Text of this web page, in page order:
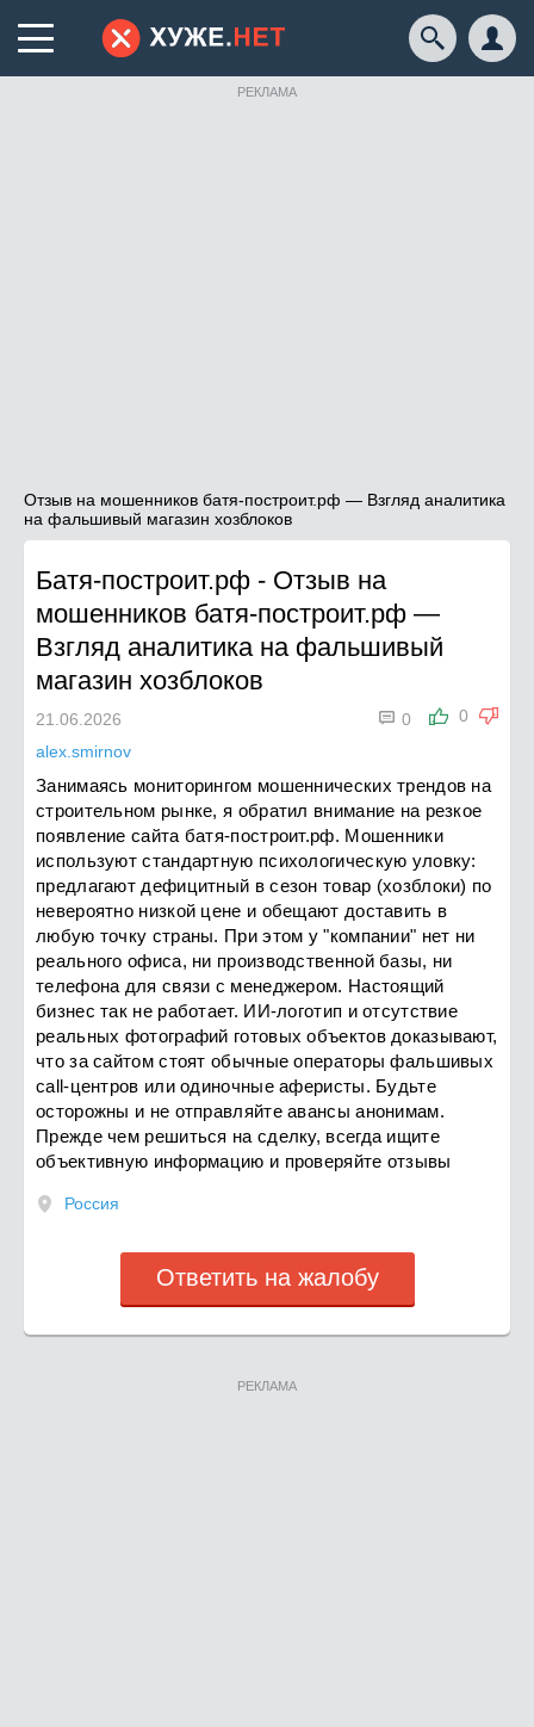
РЕКЛАМА
Отзыв на мошенников батя-построит.рф — Взгляд аналитика
на фальшивый магазин хозблоков
Батя-построит.рф - Отзыв на
мошенников батя-построит.рф —
Взгляд аналитика на фальшивый
магазин хозблоков
0
 0
21.06.2026
alex.smirnov
Занимаясь мониторингом мошеннических трендов на
строительном рынке, я обратил внимание на резкое
появление сайта батя-построит.рф. Мошенники
используют стандартную психологическую уловку:
предлагают дефицитный в сезон товар (хозблоки) по
невероятно низкой цене и обещают доставить в
любую точку страны. При этом у "компании" нет ни
реального офиса, ни производственной базы, ни
телефона для связи с менеджером. Настоящий
бизнес так не работает. ИИ-логотип и отсутствие
реальных фотографий готовых объектов доказывают,
что за сайтом стоят обычные операторы фальшивых
call-центров или одиночные аферисты. Будьте
осторожны и не отправляйте авансы анонимам.
Прежде чем решиться на сделку, всегда ищите
объективную информацию и проверяйте отзывы
Россия
Ответить на жалобу
РЕКЛАМА